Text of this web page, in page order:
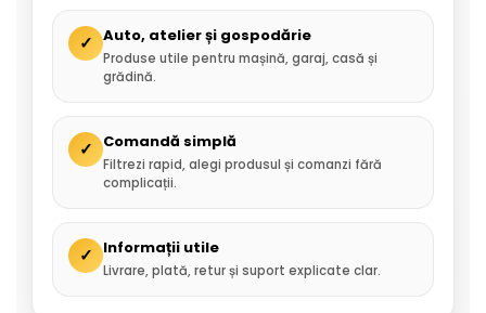
✓ Auto, atelier și gospodărie
Produse utile pentru mașină, garaj, casă și
grădină.
✓ Comandă simplă
Filtrezi rapid, alegi produsul și comanzi fără
complicații.
✓ Informații utile
Livrare, plată, retur și suport explicate clar.